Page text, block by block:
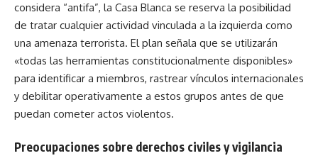
considera “antifa”, la Casa Blanca se reserva la posibilidad
de tratar cualquier actividad vinculada a la izquierda como
una amenaza terrorista. El plan señala que se utilizarán
«todas las herramientas constitucionalmente disponibles»
para identificar a miembros, rastrear vínculos internacionales
y debilitar operativamente a estos grupos antes de que
puedan cometer actos violentos.
Preocupaciones sobre derechos civiles y vigilancia